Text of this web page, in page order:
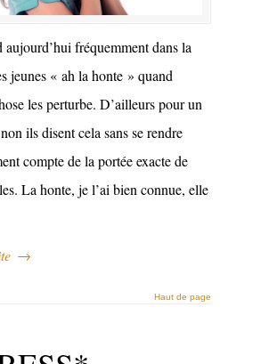
aujourd’hui fréquemment dans la
jeunes « ah la honte » quand
les perturbe. D’ailleurs pour un
ils disent cela sans se rendre
compte de la portée exacte de
La honte, je l’ai bien connue, elle
→
Haut de page